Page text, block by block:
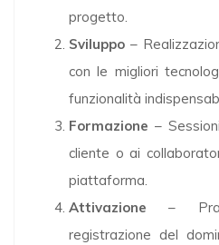
progetto.
Sviluppo –
con le migliori
funzionalità
Formazione –
cliente o ai
piattaforma.
Attivazione –
registrazione del